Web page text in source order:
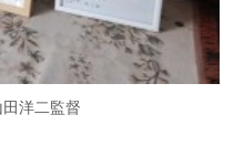
洋二監督